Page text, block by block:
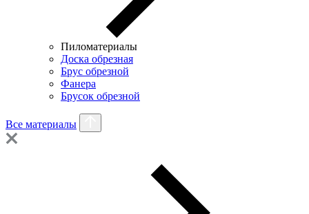
Пиломатериалы
Доска обрезная
Брус обрезной
Фанера
Брусок обрезной
Все материалы